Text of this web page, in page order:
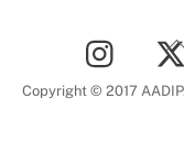
Copyright © 2017